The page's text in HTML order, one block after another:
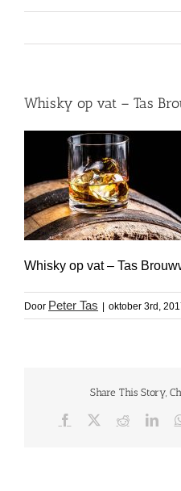
Whisky op vat – Tas
Whisky op vat – Tas
Door Peter Tas oktober 3rd,
Share This Story,
Facebook Reddit